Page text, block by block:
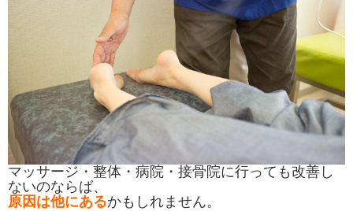
マッサージ・整体・病院・接骨院に行っても改善し
ないのならば、
原因は他にあるかもしれません。